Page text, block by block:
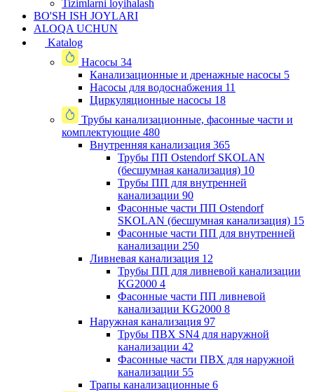
Tizimlarni loyihalash
BO'SH ISH JOYLARI
ALOQA UCHUN
Katalog
Насосы 34
Канализационные и дренажные насосы 5
Насосы для водоснабжения 11
Циркуляционные насосы 18
Трубы канализационные, фасонные части и
комплектующие 480
Внутренняя канализация 365
Трубы ПП Ostendorf SKOLAN
(бесшумная канализация) 10
Трубы ПП для внутренней
канализации 90
Фасонные части ПП Ostendorf
SKOLAN (бесшумная канализация) 15
Фасонные части ПП для внутренней
канализации 250
Ливневая канализация 12
Трубы ПП для ливневой канализации
KG2000 4
Фасонные части ПП ливневой
канализации KG2000 8
Наружная канализация 97
Трубы ПВХ SN4 для наружной
канализации 42
Фасонные части ПВХ для наружной
канализации 55
Трапы канализационные 6